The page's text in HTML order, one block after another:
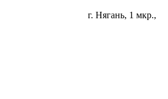
г. Нягань, 1 мкр.,